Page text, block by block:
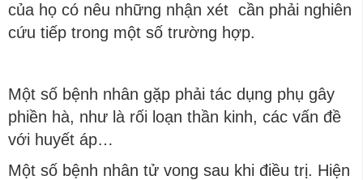
của họ có nêu những nhận xét cần phải nghiên
cứu tiếp trong một số trường hợp.
Một số bệnh nhân gặp phải tác dụng phụ gây
phiền hà, như là rối loạn thần kinh, các vấn đề
với huyết áp…
Một số bệnh nhân tử vong sau khi điều trị. Hiện